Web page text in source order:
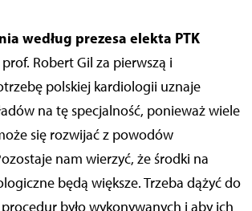
według prezesa elekta PTK
prof. Robert Gil za pierwszą i
polskiej kardiologii uznaje
na tę specjalność, ponieważ wiele
się rozwijać z powodów
nam wierzyć, że środki na
będą większe. Trzeba dążyć do
było wykonywanych i aby ich